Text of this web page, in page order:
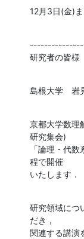
12月3日(金)
研究者の皆様
島根大学　岩
京都大学数理
研究集会)
「論理・代
程で開催
いたします．
研究領域につ
だき，
関連する講演